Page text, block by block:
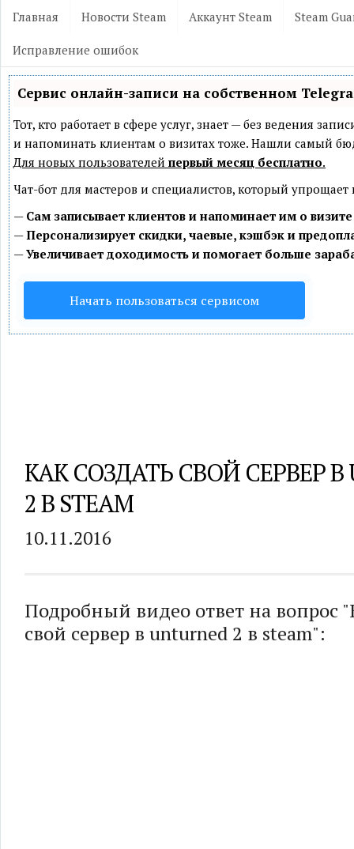
Главная Новости Steam Аккаунт Steam Steam
Исправление ошибок
Сервис онлайн-записи на собственном
Тот, кто работает в сфере услуг, знает — без ведения
и напоминать клиентам о визитах тоже. Нашли самый
Для новых пользователей первый месяц бесплатно.
Чат-бот для мастеров и специалистов, который
— Сам записывает клиентов и напоминает им о
—Персонализирует скидки, чаевые, кэшбэк и
—Увеличивает доходимость и помогает больше
Начать пользоваться сервисом
КАК СОЗДАТЬ СВОЙ СЕРВЕР В
2 В STEAM
10.11.2016
Подробный видео ответ на вопрос
свой сервер в unturned 2 в steam":